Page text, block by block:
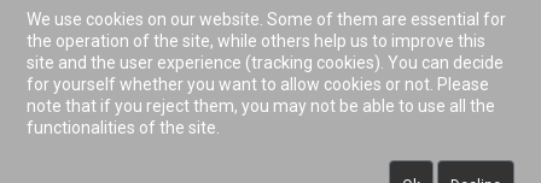
Accessibility & Tools
0234 938 82 0 (vormittags)
We use cookies on our website. Some of them are essential for
the operation of the site, while others help us to improve this
site and the user experience (tracking cookies). You can decide
for yourself whether you want to allow cookies or not. Please
note that if you reject them, you may not be able to use all the
functionalities of the site.